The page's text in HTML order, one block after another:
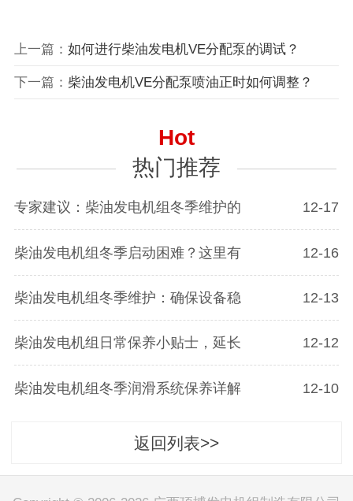
上一篇： 如何进行柴油发电机VE分配泵的调试？
下一篇： 柴油发电机VE分配泵喷油正时如何调整？
Hot
热门推荐
专家建议：柴油发电机组冬季维护的 12-17
柴油发电机组冬季启动困难？这里有 12-16
柴油发电机组冬季维护：确保设备稳 12-13
柴油发电机组日常保养小贴士，延长 12-12
柴油发电机组冬季润滑系统保养详解 12-10
返回列表>>